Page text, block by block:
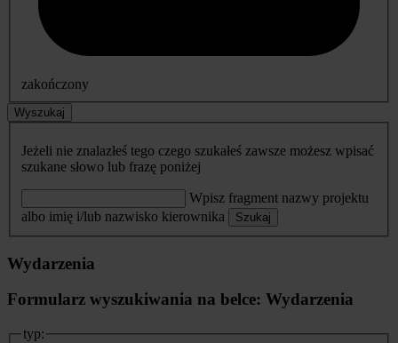
zakończony
Wyszukaj
Jeżeli nie znalazłeś tego czego szukałeś zawsze możesz wpisać
szukane słowo lub frazę poniżej
Wpisz fragment nazwy projektu
albo imię i/lub nazwisko kierownika
Szukaj
Wydarzenia
Formularz wyszukiwania na belce: Wydarzenia
typ: